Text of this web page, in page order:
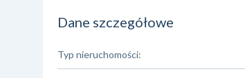
Dane szczegółowe
Typ nieruchomości: